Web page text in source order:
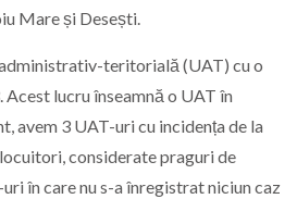
Mare și Desești.
teritorială (UAT) cu o
Acest lucru înseamnă o UAT în
avem 3 UAT-uri cu incidența de la
considerate praguri de
în care nu s-a înregistrat niciun caz